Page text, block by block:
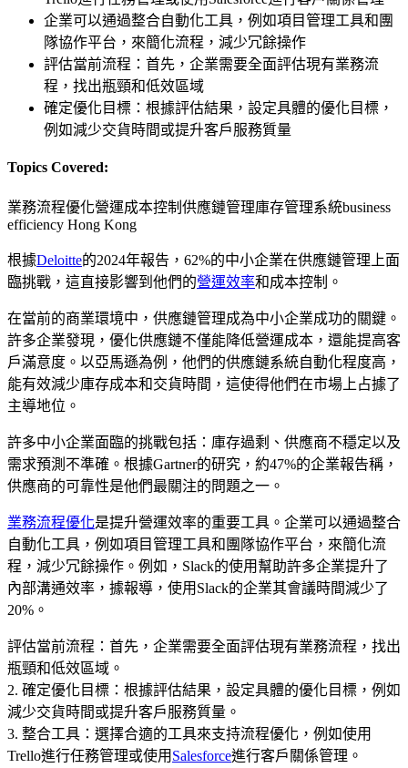
企業可以通過整合自動化工具，例如項目管理工具和團
隊協作平台，來簡化流程，減少冗餘操作
評估當前流程：首先，企業需要全面評估現有業務流
程，找出瓶頸和低效區域
確定優化目標：根據評估結果，設定具體的優化目標，
例如減少交貨時間或提升客戶服務質量
Topics Covered:
業務流程優化營運成本控制 供應鏈管理庫存管理系統business
efficiency Hong Kong
根據Deloitte的2024年報告，62%的中小企業在供應鏈管理上面
臨挑戰，這直接影響到他們的營運效率和成本控制。
在當前的商業環境中，供應鏈管理成為中小企業成功的關鍵。
許多企業發現，優化供應鏈不僅能降低營運成本，還能提高客
戶滿意度。以亞馬遜為例，他們的供應鏈系統自動化程度高，
能有效減少庫存成本和交貨時間，這使得他們在市場上占據了
主導地位。
許多中小企業面臨的挑戰包括：庫存過剩、供應商不穩定以及
需求預測不準確。根據Gartner的研究，約47%的企業報告稱，
供應商的可靠性是他們最關注的問題之一。
業務流程優化是提升營運效率的重要工具。企業可以通過整合
自動化工具，例如項目管理工具和團隊協作平台，來簡化流
程，減少冗餘操作。例如，Slack的使用幫助許多企業提升了
內部溝通效率，據報導，使用Slack的企業其會議時間減少了
20%。
評估當前流程：首先，企業需要全面評估現有業務流程，找出
瓶頸和低效區域。
2. 確定優化目標：根據評估結果，設定具體的優化目標，例如
減少交貨時間或提升客戶服務質量。
3. 整合工具：選擇合適的工具來支持流程優化，例如使用
Trello進行任務管理或使用 Salesforce進行客戶關係管理。